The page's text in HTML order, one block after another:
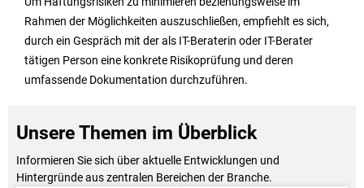
Rahmen der Möglichkeiten auszuschließen, empfiehlt es sich,
durch ein Gespräch mit der als IT-Beraterin oder IT-Berater
tätigen Person eine konkrete Risikoprüfung und deren
umfassende Dokumentation durchzuführen.
Unsere Themen im Überblick
Informieren Sie sich über aktuelle Entwicklungen und
Hintergründe aus zentralen Bereichen der Branche.